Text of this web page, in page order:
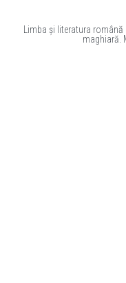
Limba și literatura română
maghiară.